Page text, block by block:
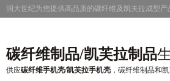
润大世纪为您提供高品质的碳纤维及凯夫拉成型产
碳纤维制品/凯芙拉制品
供应碳纤维手机壳/凯芙拉手机壳 ，碳纤维制品和